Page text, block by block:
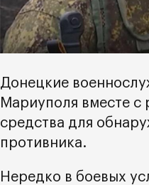
Донецкие
Мариуполя вместе с
средства для
противника.
Нередко в боевых